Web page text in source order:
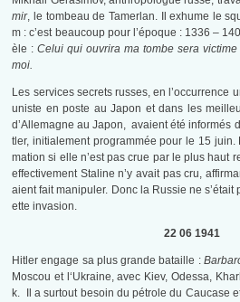
mir, le tombeau de Tamerlan. Il exhume le
m : c’est beaucoup pour l’époque : 1336 –
èle :Celui qui ouvrira ma tombe sera
moi.
Les services secrets russes, en l’occurrence
uniste en poste au Japon et dans les
d’Allemagne au Japon, avaient été informés
tler, initialement programmée pour le 15
mation si elle n’est pas crue par le plus haut
effectivement Staline n’y avait pas cru,
aient fait manipuler. Donc la Russie ne
ette invasion.
22 06 1941
Hitler engage sa plus grande bataille :
Moscou et l‘Ukraine, avec Kiev, Odessa,
k. Il a surtout besoin du pétrole du Caucase